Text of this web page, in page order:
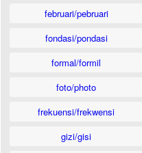
februari/pebruari
fondasi/pondasi
formal/formil
foto/photo
frekuensi/frekwensi
gizi/gisi